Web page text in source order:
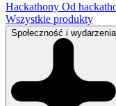
Hackathony Od
Wszystkie produkty
Społeczność i wydarzenia